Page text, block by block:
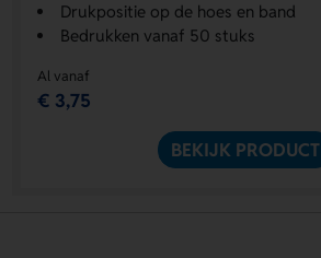
Drukpositie op de hoes en band
Bedrukken vanaf 50 stuks
Al vanaf
€ 3,75
BEKIJK PRODUCT